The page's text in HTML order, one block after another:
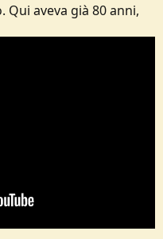
Qui aveva già 80 anni,